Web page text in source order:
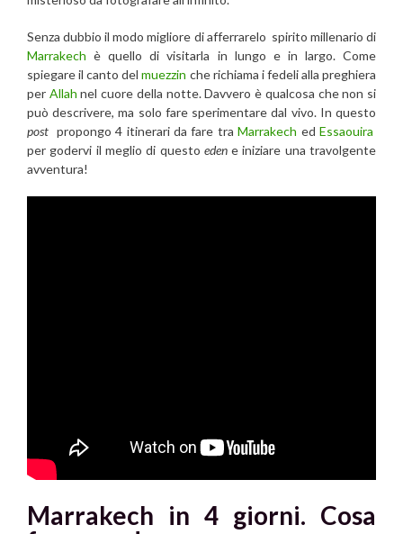
Senza dubbio il modo migliore di afferrarelo spirito millenario di
Marrakech è quello di visitarla in lungo e in largo. Come
spiegare il canto delmuezzin che richiama i fedeli alla preghiera
per Allah nel cuore della notte. Davvero è qualcosa che non si
può descrivere, ma solo fare sperimentare dal vivo. In questo
post propongo 4 itinerari da fare traMarrakech edEssaouira
per godervi il meglio di questo edene iniziare una travolgente
avventura!
Marrakech in 4 giorni. Cosa